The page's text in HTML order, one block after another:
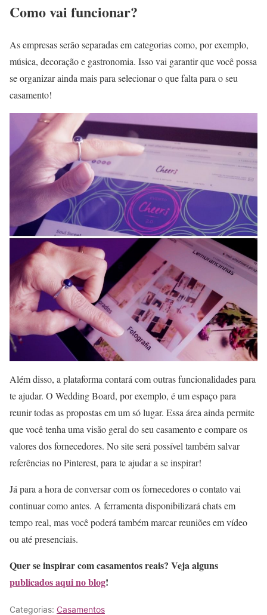
Como vai funcionar?
As empresas serão separadas em categorias como, por exemplo,
música, decoração e gastronomia. Isso vai garantir que você possa
se organizar ainda mais para selecionar o que falta para o seu
casamento!
Além disso, a plataforma contará com outras funcionalidades para
te ajudar. O Wedding Board, por exemplo, é um espaço para
reunir todas as propostas em um só lugar. Essa área ainda permite
que você tenha uma visão geral do seu casamento e compare os
valores dos fornecedores. No site será possível também salvar
referências no Pinterest, para te ajudar a se inspirar!
Já para a hora de conversar com os fornecedores o contato vai
continuar como antes. A ferramenta disponibilizará chats em
tempo real, mas você poderá também marcar reuniões em vídeo
ou até presenciais.
Quer se inspirar com casamentos reais? Veja alguns
publicados aqui no blog!
Categorias: Casamentos